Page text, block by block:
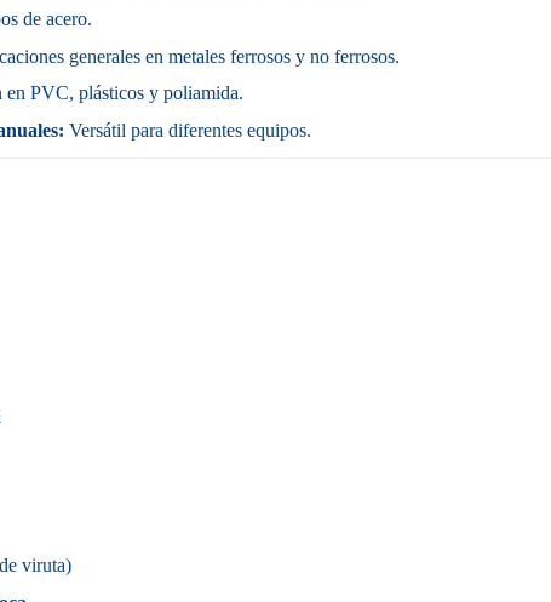
de acero.
generales en metales ferrosos y no ferrosos.
en PVC, plásticos y poliamida.
Versátil para diferentes equipos.
viruta)